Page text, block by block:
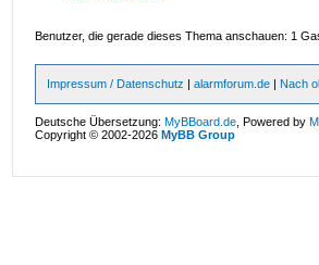
Benutzer, die gerade dieses Thema anschauen: 1
Impressum / Datenschutz |alarmforum.de | Nach
Deutsche Übersetzung:MyBBoard.de , Powered by
Copyright © 2002-2026MyBB Group